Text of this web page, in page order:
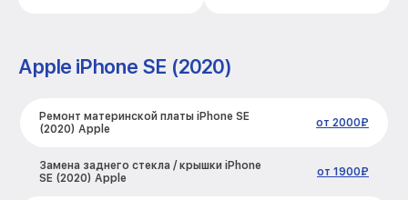
Apple iPhone SE (2020)
Ремонт материнской платы iPhone SE
(2020) Apple
от 2000₽
Замена заднего стекла / крышки iPhone
SE (2020) Apple
от 1900₽